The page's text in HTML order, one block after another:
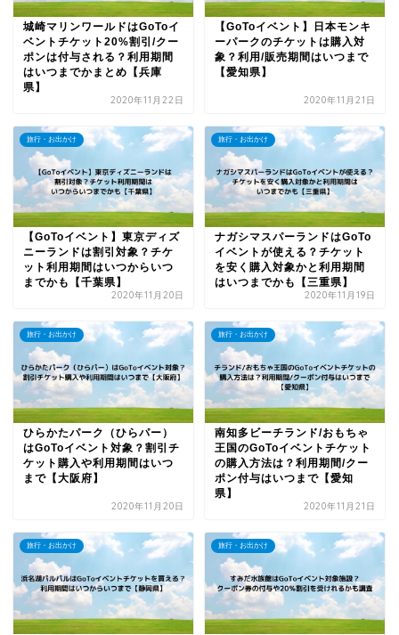
城崎マリンワールドはGoToイ
ベントチケット20%割引/クー
ポンは付与される？利用期間
はいつまでかまとめ【兵庫
県】
2020年11月22日
【GoToイベント】日本モンキ
ーパークのチケットは購入対
象？利用/販売期間はいつまで
【愛知県】
2020年11月21日
旅行・お出かけ
【GoToイベント】東京ディズ
ニーランドは割引対象？チケ
ット利用期間はいつからいつ
までかも【千葉県】
2020年11月20日
旅行・お出かけ
ナガシマスパーランドはGoTo
イベントが使える？チケット
を安く購入対象かと利用期間
はいつまでかも【三重県】
2020年11月19日
旅行・お出かけ
ひらかたパーク（ひらパー）
はGoToイベント対象？割引チ
ケット購入や利用期間はいつ
まで【大阪府】
2020年11月20日
旅行・お出かけ
南知多ビーチランド/おもちゃ
王国のGoToイベントチケット
の購入方法は？利用期間/クー
ポン付与はいつまで【愛知
県】
2020年11月21日
旅行・お出かけ 旅行・お出かけ